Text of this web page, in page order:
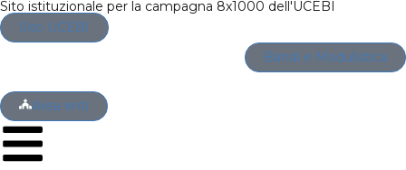
Sito istituzionale per la campagna 8x1000 dell'UCEBI
Sito UCEBI
Bandi e Modulistica
Area enti